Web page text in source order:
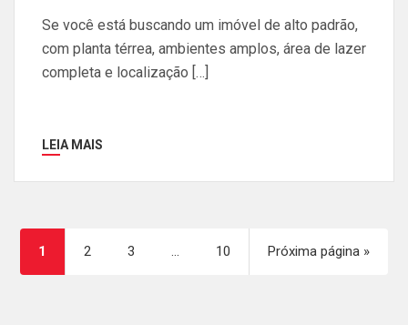
Se você está buscando um imóvel de alto padrão,
com planta térrea, ambientes amplos, área de lazer
completa e localização […]
LEIA MAIS
1 2 3 … 10 Próxima página »